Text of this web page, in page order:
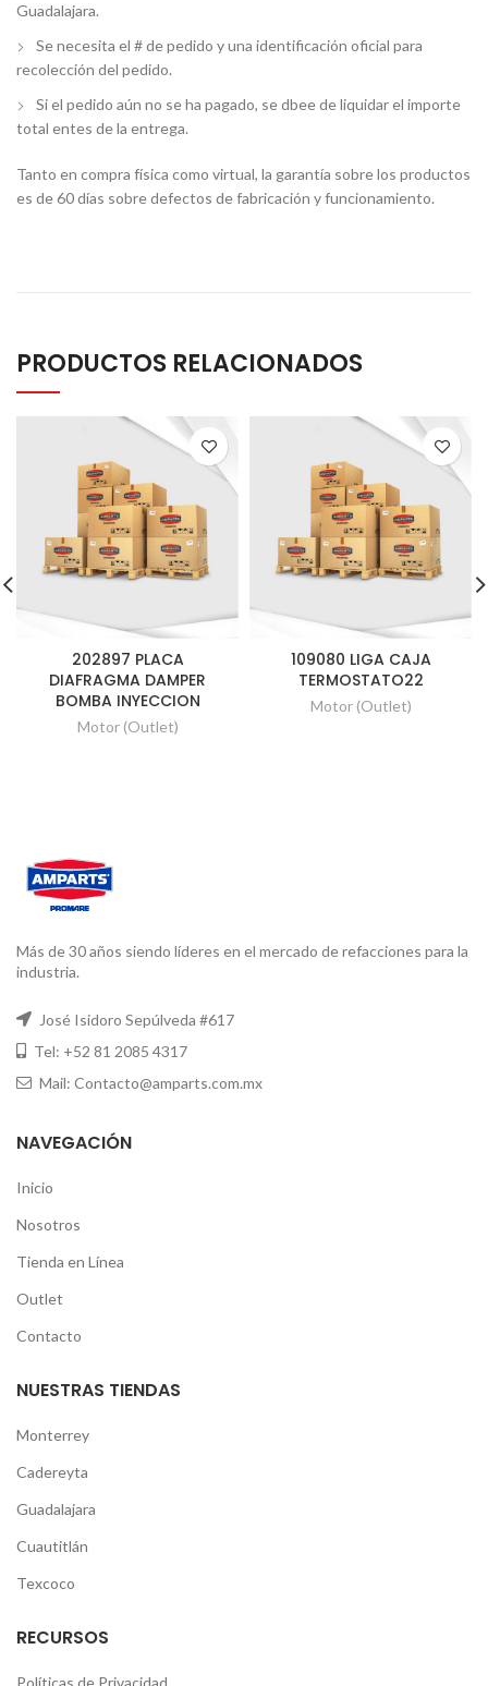
Guadalajara.
Se necesita el # de pedido y una identificación oficial para
recolección del pedido.
Si el pedido aún no se ha pagado, se dbee de liquidar el importe
total entes de la entrega.
Tanto en compra física como virtual, la garantía sobre los productos
es de 60 días sobre defectos de fabricación y funcionamiento.
PRODUCTOS RELACIONADOS
202897 PLACA
DIAFRAGMA DAMPER
BOMBA INYECCION
Motor (Outlet)
109080 LIGA CAJA
TERMOSTATO22
Motor (Outlet)
Más de 30 años siendo líderes en el mercado de refacciones para la
industria.
José Isidoro Sepúlveda #617
Tel: +52 81 2085 4317
Mail: Contacto@amparts.com.mx
NAVEGACIÓN
Inicio
Nosotros
Tienda en Línea
Outlet
Contacto
NUESTRAS TIENDAS
Monterrey
Cadereyta
Guadalajara
Cuautitlán
Texcoco
RECURSOS
Políticas de Privacidad